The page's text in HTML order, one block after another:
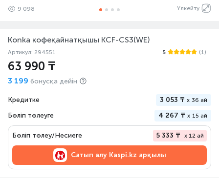
Үлкейту
9 098
Konka кофеқайнатқышы KCF-CS3(WE)
Артикул: 294551 5 (1)
63 990 ₸
3 199 бонусқа дейін
Кредитке 3 053 ₸ x 36 ай
Бөліп төлеуге 4 267 ₸ x 15 ай
Бөліп төлеу/Несиеге 5 333 ₸ x 12 ай
Сатып алуKaspi.kz арқылы